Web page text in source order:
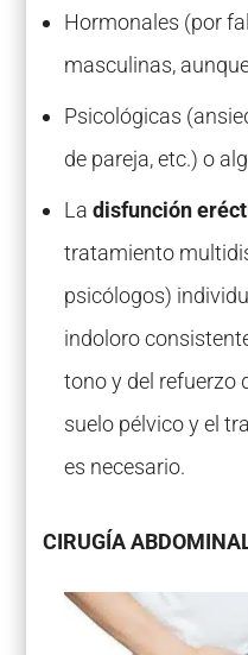
Hormonales (por
masculinas,
Psicológicas
de pareja, etc.) o
La disfunción
tratamiento
psicólogos)
indoloro
tono y del refuerzo
suelo pélvico y el
es necesario.
CIRUGÍA